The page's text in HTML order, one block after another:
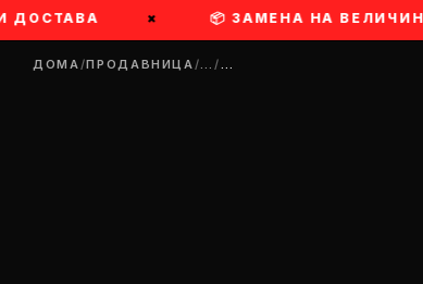
📦 ЗАМЕНА НА ВЕЛИЧИНА
ДОМА/ПРОДАВНИЦА/…/…